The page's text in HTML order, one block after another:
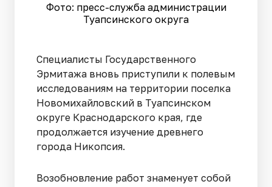
Фото: пресс-служба администрации
Туапсинского округа
Специалисты Государственного
Эрмитажа вновь приступили к полевым
исследованиям на территории поселка
Новомихайловский в Туапсинском
округе Краснодарского края, где
продолжается изучение древнего
города Никопсия.
Возобновление работ знаменует собой